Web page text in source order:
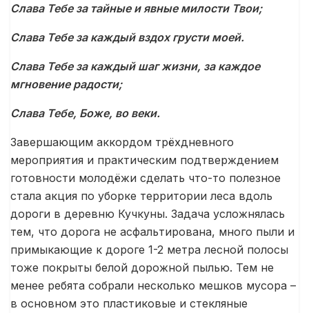
Слава Тебе за тайные и явные милости Твои;
Слава Тебе за каждый вздох грусти моей.
Слава Тебе за каждый шаг жизни, за каждое
мгновение радости;
Слава Тебе, Боже, во веки.
Завершающим аккордом трёхдневного
мероприятия и практическим подтверждением
готовности молодёжи сделать что-то полезное
стала акция по уборке территории леса вдоль
дороги в деревню Кучкуны. Задача усложнялась
тем, что дорога не асфальтирована, много пыли и
примыкающие к дороге 1-2 метра лесной полосы
тоже покрыты белой дорожной пылью. Тем не
менее ребята собрали несколько мешков мусора –
в основном это пластиковые и стекляные